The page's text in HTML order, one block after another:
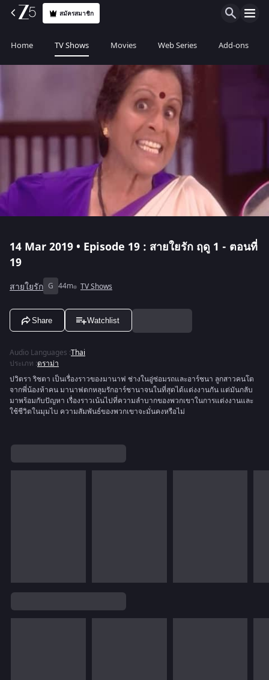
สมัครสมาชิก
Home TV Shows Movies Web Series Add-ons
14 Mar 2019 • Episode 19 : สายใยรัก ฤดู 1 - ตอนที่
19
สายใยรัก G 44m TV Shows
Share Watchlist
Audio Languages :Thai
ประเภท :ดราม่า
ปวิตรา ริชตา เป็นเรื่องราวของมานาฟ ช่างในอู่ซ่อมรถและอาร์ชนา ลูกสาวคนโต
จากพี่น้องห้าคน มานาฟตกหลุมรักอาร์ชานาจนในที่สุดได้แต่งงานกัน แต่มันกลับ
มาพร้อมกับปัญหา เรื่องราวเน้นไปที่ความลำบากของพวกเขาในการแต่งงานและ
ใช้ชีวิตในมุมไบ ความสัมพันธ์ของพวกเขาจะมั่นคงหรือไม่